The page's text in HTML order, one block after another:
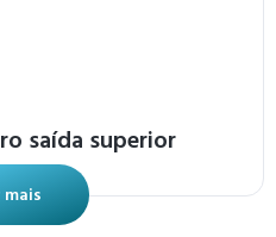
saída superior
mais